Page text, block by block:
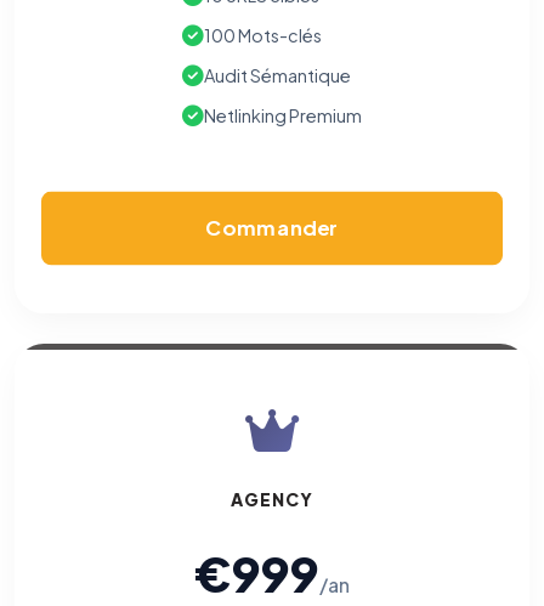
100 Mots-clés
Audit Sémantique
Netlinking Premium
Commander
AGENCY
€999/an
Cookies marketing
Permettent d'afficher des publicités pertinentes et de
mesurer l'efficacité de nos campagnes (Google Ads,
Meta/Facebook). Vous pouvez les refuser sans impact sur
Les e-mails peuvent contenir un pixel d'ouverture et des liens
écrivez àcontact@logicielreferencement.com. Détail :Politique de